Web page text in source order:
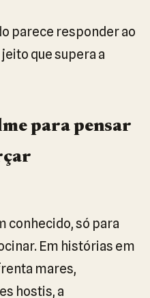
parece responder ao
que supera a
para pensar
conhecido, só para
Em histórias em
mares,
hostis, a